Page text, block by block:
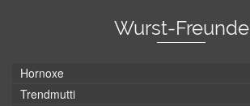
Wurst-Freunde
Hornoxe
Trendmutti